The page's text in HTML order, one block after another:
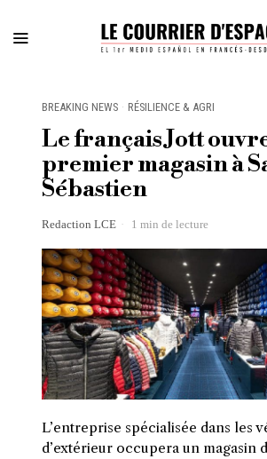
BREAKING NEWS · RÉSILIENCE & AGRI
Le français Jott
premier magasin à
Sébastien
Redaction LCE 1 min de lecture
L’entreprise spécialisée dans les
d’extérieur occupera un magasin